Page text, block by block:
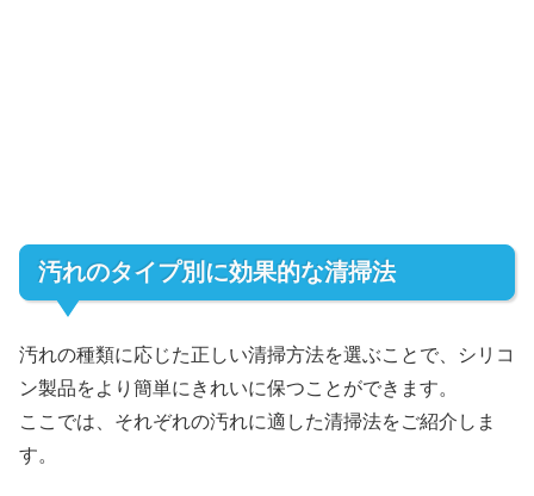
汚れのタイプ別に効果的な清掃法
汚れの種類に応じた正しい清掃方法を選ぶことで、シリコ
ン製品をより簡単にきれいに保つことができます。
ここでは、それぞれの汚れに適した清掃法をご紹介しま
す。